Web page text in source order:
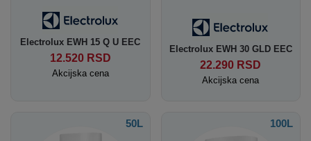
Electrolux EWH 15 Q U EEC
12.520 RSD
Akcijska cena
Electrolux EWH 30 GLD EEC
22.290 RSD
Akcijska cena
50L 100L